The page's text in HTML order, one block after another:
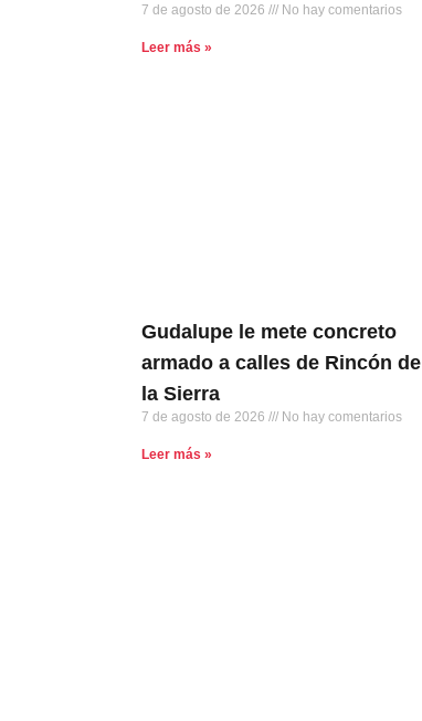
7 de agosto de 2026 No hay comentarios
Leer más »
Gudalupe le mete concreto
armado a calles de Rincón de
la Sierra
7 de agosto de 2026 No hay comentarios
Leer más »